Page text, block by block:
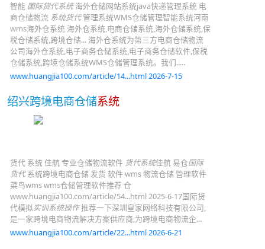
智能 国际货代系统海外仓储网站系统java快递管理系统 电
商仓储物流 系统货代管理系统WMS仓储管理智能系统河南
wms海外仓系统 海外仓系统,电商仓储系统,海外仓储系统,保
税仓储系统,跨境仓储... 海外仓系统为第三方电商仓储物流
公司海外仓系统,电子商务仓储系统,电子商务仓储软件,保税
仓储系统,跨境仓储系统WMS仓储管理系统。我们.....
www.huangjia100.com/article/14...html 2026-7-15
绍兴跨境电商仓储系统
货代 系统 佳航 专业仓储物流软件 货代系统佳航 易仓国际
货代系统跨境电商仓储 发货 软件 wms 物流仓储 管理软件
菜鸟wms wms仓储管理软件推荐 仓
www.huangjia100.com/article/54...html 2025-6-17国际货
代模拟实训系统操作推荐一下深圳皇家网络科技有限公司,
是一家跨境电商物流解决方案供应商,为跨境电商物流企...
www.huangjia100.com/article/22...html 2026-6-21